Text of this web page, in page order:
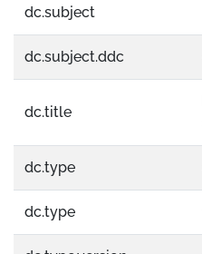
dc.subject
dc.subject.ddc
dc.title
dc.type
dc.type